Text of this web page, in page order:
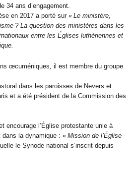
34 ans d’engagement.
en 2017 a porté sur « Le ministère,
? La question des ministères dans les
entre les Églises luthériennes et
œcuméniques il est membre du groupe
dans les paroisses de Nevers et
et a été président de la Commission des
encourage l’Église protestante unie à
dans la dynamique : « Mission de l’Église
le Synode national s’inscrit depuis